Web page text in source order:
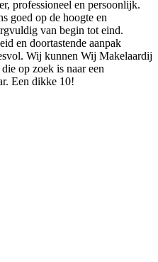
professioneel en persoonlijk.
goed op de hoogte en
van begin tot eind.
en doortastende aanpak
Wij kunnen Wij Makelaardij
op zoek is naar een
Een dikke 10!